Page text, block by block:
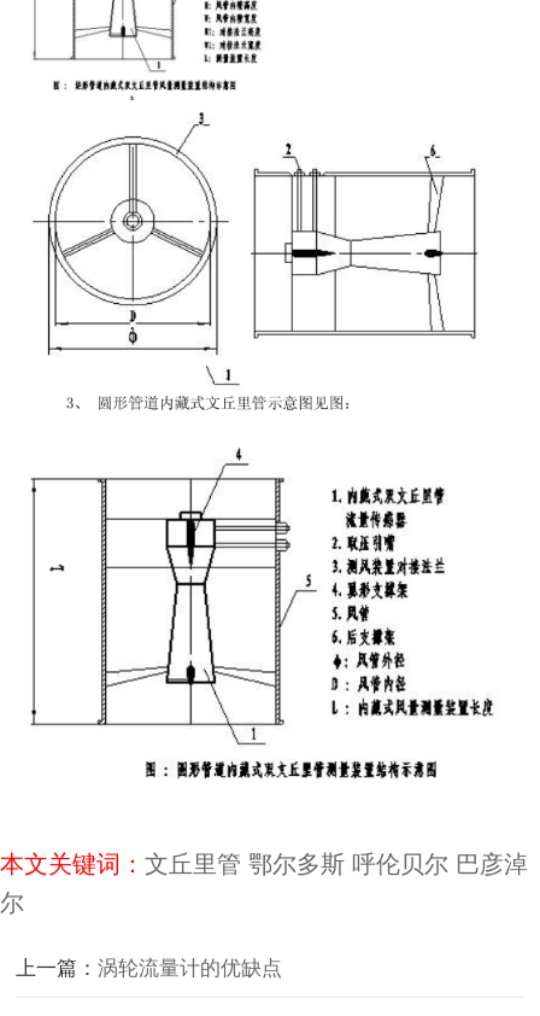
本文关键词： 文丘里管 鄂尔多斯 呼伦贝尔 巴彦淖
尔
上一篇：涡轮流量计的优缺点